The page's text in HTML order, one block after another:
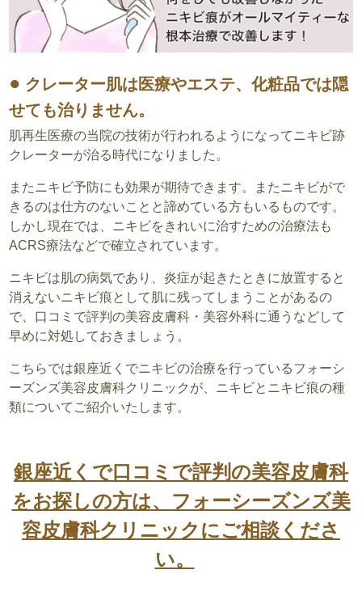
クレーター肌は医療やエステ、化粧品では隠
せても治りません。
肌再生医療の当院の技術が行われるようになってニキビ跡
クレーターが治る時代になりました。
またニキビ予防にも効果が期待できます。またニキビがで
きるのは仕方のないことと諦めている方もいるものです。
しかし現在では、ニキビをきれいに治すための治療法も
ACRS療法などで確立されています。
ニキビは肌の病気であり、炎症が起きたときに放置すると
消えないニキビ痕として肌に残ってしまうことがあるの
で、口コミで評判の美容皮膚科・美容外科に通うなどして
早めに対処しておきましょう。
こちらでは銀座近くでニキビの治療を行っているフォーシ
ーズンズ美容皮膚科クリニックが、ニキビとニキビ痕の種
類についてご紹介いたします。
銀座近くで口コミで評判の美容皮膚科
をお探しの方は、フォーシーズンズ美
容皮膚科クリニックにご相談くださ
い。